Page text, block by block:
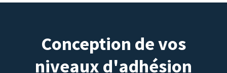
Conception de vos
niveaux d'adhésion